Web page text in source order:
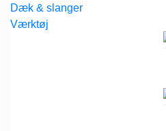
Dæk & slanger
Værktøj